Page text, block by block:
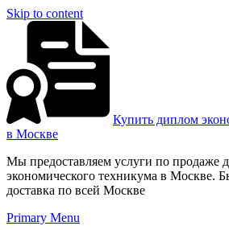
Skip to content
Купить диплом
в Москве
Мы предоставляем услуги по продаже
экономического техникума в Москве.
доставка по всей Москве
Primary Menu